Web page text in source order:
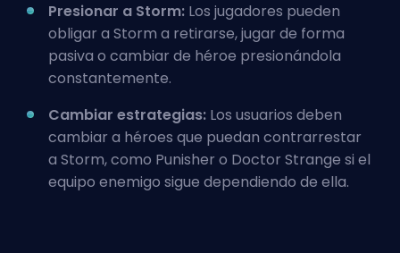
Presionar a Storm: Los jugadores pueden
obligar a Storm a retirarse, jugar de forma
pasiva o cambiar de héroe presionándola
constantemente.
Cambiar estrategias: Los usuarios deben
cambiar a héroes que puedan contrarrestar
a Storm, como Punisher o Doctor Strange si el
equipo enemigo sigue dependiendo de ella.